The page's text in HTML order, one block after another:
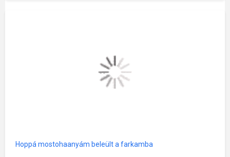
Hoppá mostohaanyám beleült a farkamba